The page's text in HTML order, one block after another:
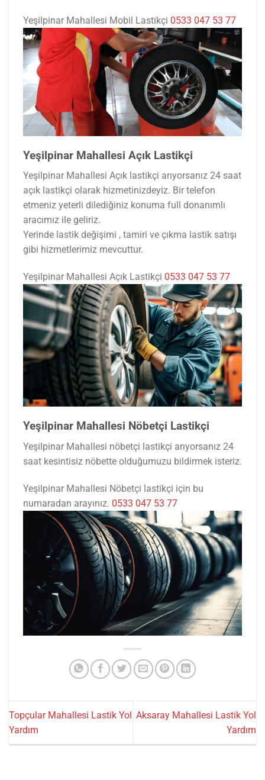
Yeşilpinar Mahallesi Mobil Lastikçi 0533 047 53 77
Yeşilpinar Mahallesi Açık Lastikçi
Yeşilpinar Mahallesi Açık lastikçi arıyorsanız 24 saat
açık lastikçi olarak hizmetinizdeyiz. Bir telefon
etmeniz yeterli dilediğiniz konuma full donanımlı
aracımız ile geliriz.
Yerinde lastik değişimi , tamiri ve çıkma lastik satışı
gibi hizmetlerimiz mevcuttur.
Yeşilpinar Mahallesi Açık Lastikçi 0533 047 53 77
Yeşilpinar Mahallesi Nöbetçi Lastikçi
Yeşilpinar Mahallesi nöbetçi lastikçi arıyorsanız 24
saat kesintisiz nöbette olduğumuzu bildirmek isteriz.
Yeşilpinar Mahallesi Nöbetçi lastikçi için bu
numaradan arayınız. 0533 047 53 77
Topçular Mahallesi Lastik Yol
Yardım
Aksaray Mahallesi Lastik Yol
Yardım